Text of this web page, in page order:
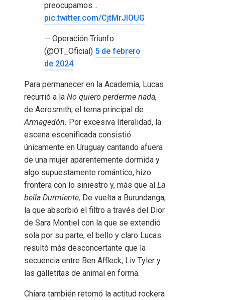
preocupamos…
pic.twitter.com/CjtMrJIOUG
— Operación Triunfo
(@OT_Oficial) 5 de febrero
de 2024
Para permanecer en la Academia, Lucas
recurrió a la No quiero perderme nada,
de Aerosmith, el tema principal de
Armagedón. Por excesiva literalidad, la
escena escenificada consistió
únicamente en Uruguay cantando afuera
de una mujer aparentemente dormida y
algo supuestamente romántico, hizo
frontera con lo siniestro y, más que al La
bella Durmiente, De vuelta a Burundanga,
la que absorbió el filtro a través del Dior
de Sara Montiel con la que se extendió
sola por su parte, el bello y claro Lucas
resultó más desconcertante que la
secuencia entre Ben Affleck, Liv Tyler y
las galletitas de animal en forma.
Chiara también retomó la actitud rockera